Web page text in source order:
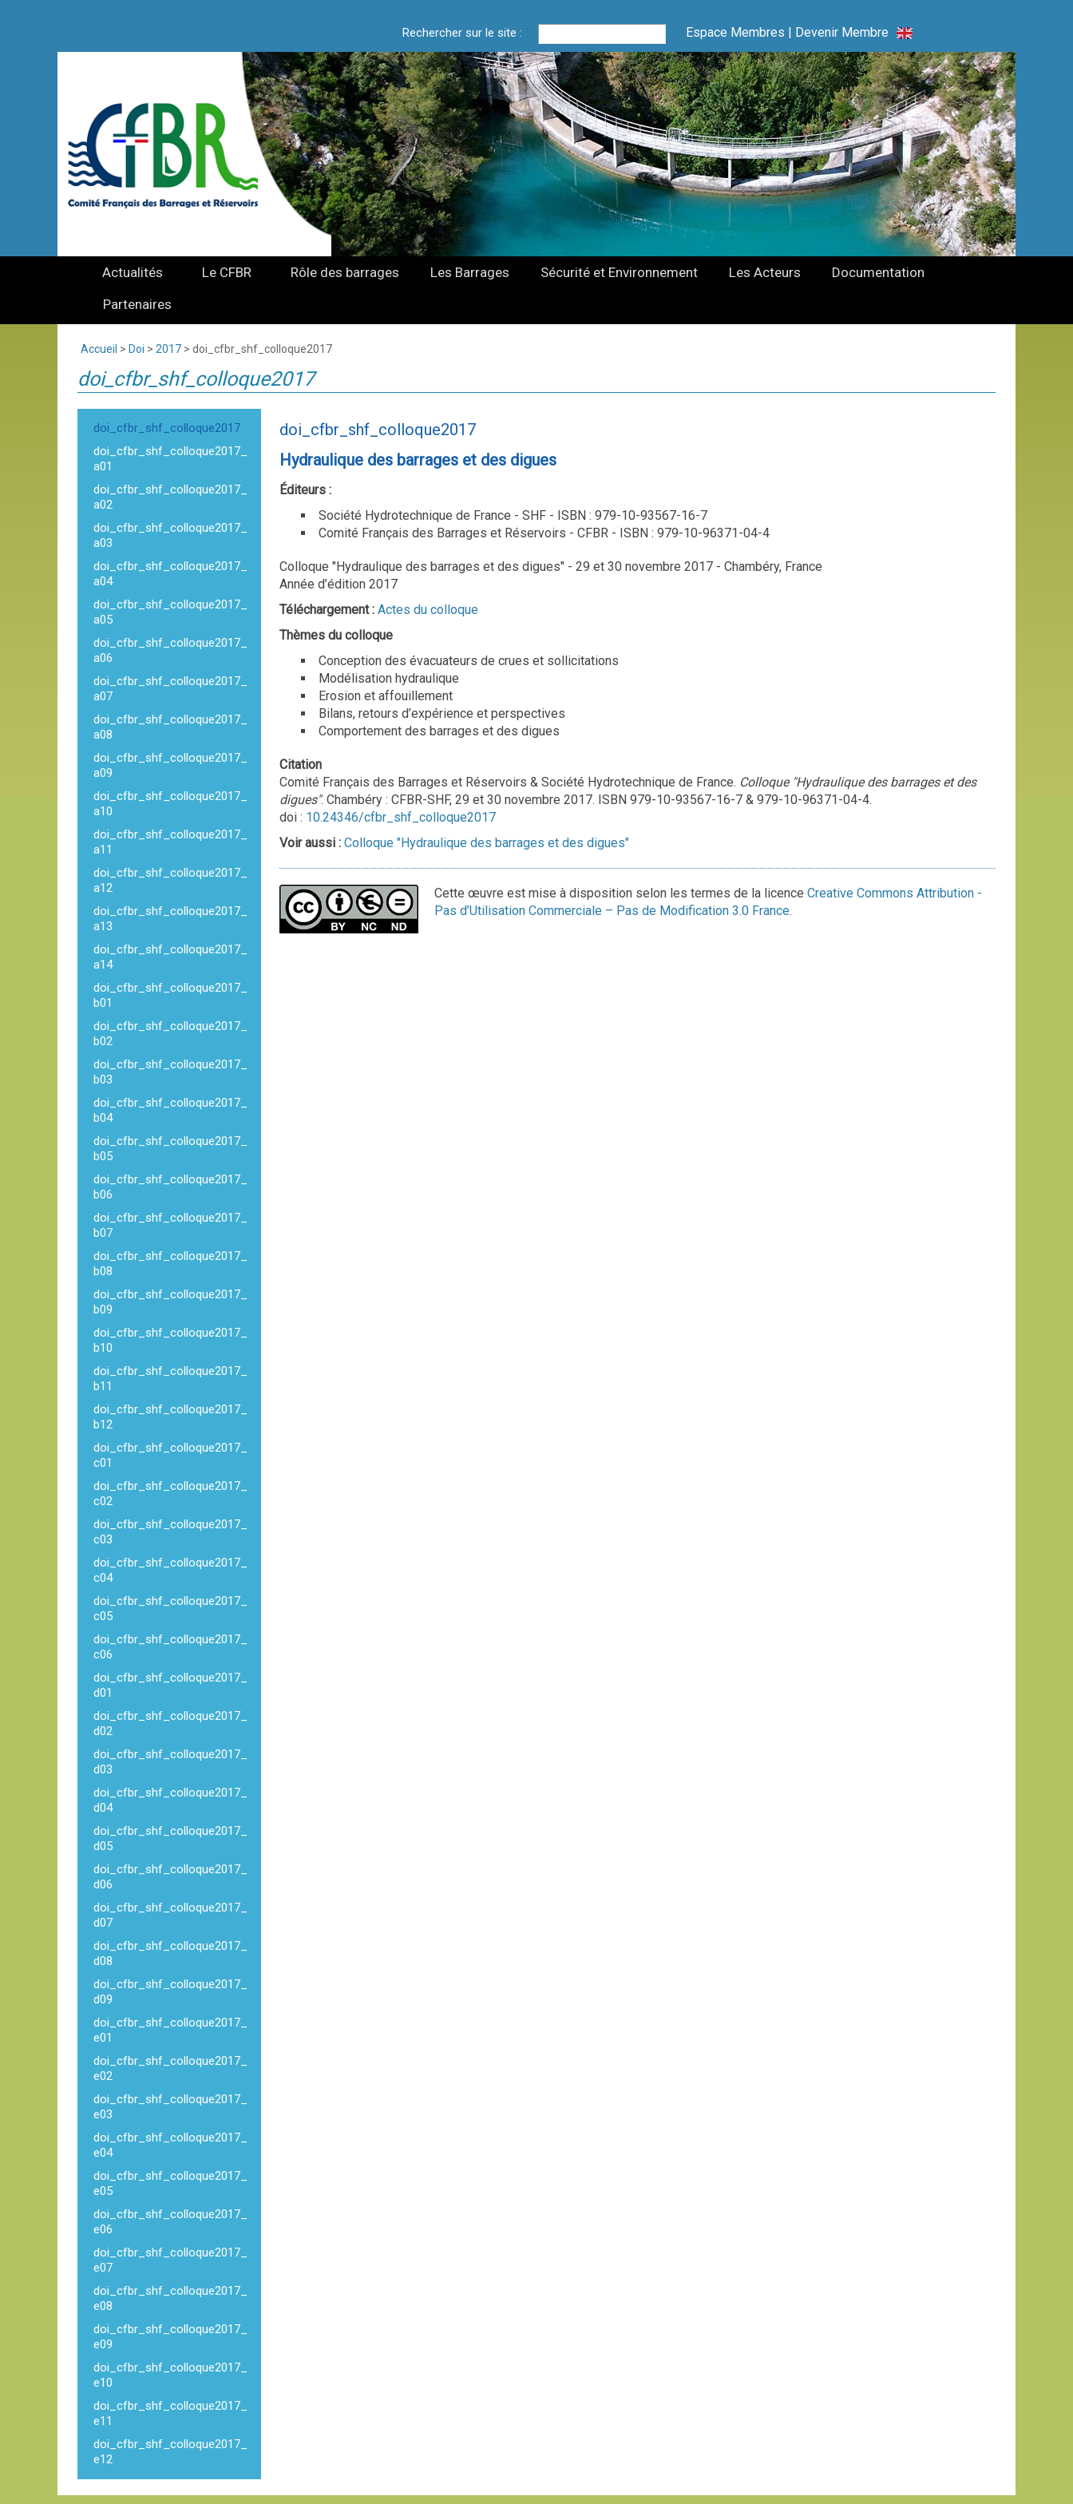
Rechercher sur le site : Espace Membres | Devenir Membre
Actualités Le CFBR Rôle des barrages Les Barrages Sécurité et Environnement Les Acteurs
Documentation
Partenaires
Accueil > Doi > 2017 > doi_cfbr_shf_colloque2017
doi_cfbr_shf_colloque2017
doi_cfbr_shf_colloque2017
doi_cfbr_shf_colloque2017_
a01
doi_cfbr_shf_colloque2017_
a02
doi_cfbr_shf_colloque2017_
a03
doi_cfbr_shf_colloque2017_
a04
doi_cfbr_shf_colloque2017_
a05
doi_cfbr_shf_colloque2017_
a06
doi_cfbr_shf_colloque2017_
a07
doi_cfbr_shf_colloque2017_
a08
doi_cfbr_shf_colloque2017_
a09
doi_cfbr_shf_colloque2017_
a10
doi_cfbr_shf_colloque2017_
a11
doi_cfbr_shf_colloque2017_
a12
doi_cfbr_shf_colloque2017_
a13
doi_cfbr_shf_colloque2017_
a14
doi_cfbr_shf_colloque2017_
b01
doi_cfbr_shf_colloque2017_
b02
doi_cfbr_shf_colloque2017_
b03
doi_cfbr_shf_colloque2017_
b04
doi_cfbr_shf_colloque2017_
b05
doi_cfbr_shf_colloque2017_
b06
doi_cfbr_shf_colloque2017_
b07
doi_cfbr_shf_colloque2017_
b08
doi_cfbr_shf_colloque2017_
b09
doi_cfbr_shf_colloque2017_
b10
doi_cfbr_shf_colloque2017_
b11
doi_cfbr_shf_colloque2017_
b12
doi_cfbr_shf_colloque2017_
c01
doi_cfbr_shf_colloque2017_
c02
doi_cfbr_shf_colloque2017_
c03
doi_cfbr_shf_colloque2017_
c04
doi_cfbr_shf_colloque2017_
c05
doi_cfbr_shf_colloque2017_
c06
doi_cfbr_shf_colloque2017_
d01
doi_cfbr_shf_colloque2017_
d02
doi_cfbr_shf_colloque2017_
d03
doi_cfbr_shf_colloque2017_
d04
doi_cfbr_shf_colloque2017_
d05
doi_cfbr_shf_colloque2017_
d06
doi_cfbr_shf_colloque2017_
d07
doi_cfbr_shf_colloque2017_
d08
doi_cfbr_shf_colloque2017_
d09
doi_cfbr_shf_colloque2017_
e01
doi_cfbr_shf_colloque2017_
e02
doi_cfbr_shf_colloque2017_
e03
doi_cfbr_shf_colloque2017_
e04
doi_cfbr_shf_colloque2017_
e05
doi_cfbr_shf_colloque2017_
e06
doi_cfbr_shf_colloque2017_
e07
doi_cfbr_shf_colloque2017_
e08
doi_cfbr_shf_colloque2017_
e09
doi_cfbr_shf_colloque2017_
e10
doi_cfbr_shf_colloque2017_
e11
doi_cfbr_shf_colloque2017_
e12
doi_cfbr_shf_colloque2017
Hydraulique des barrages et des digues
Éditeurs :
Société Hydrotechnique de France - SHF - ISBN : 979-10-93567-16-7
Comité Français des Barrages et Réservoirs - CFBR - ISBN : 979-10-96371-04-4
Colloque "Hydraulique des barrages et des digues" - 29 et 30 novembre 2017 - Chambéry, France
Année d’édition 2017
Téléchargement : Actes du colloque
Thèmes du colloque
Conception des évacuateurs de crues et sollicitations
Modélisation hydraulique
Erosion et affouillement
Bilans, retours d’expérience et perspectives
Comportement des barrages et des digues
Citation
Comité Français des Barrages et Réservoirs & Société Hydrotechnique de France. Colloque "Hydraulique des barrages et des
digues". Chambéry : CFBR-SHF, 29 et 30 novembre 2017. ISBN 979-10-93567-16-7 & 979-10-96371-04-4.
doi : 10.24346/cfbr_shf_colloque2017
Voir aussi : Colloque "Hydraulique des barrages et des digues"
Cette œuvre est mise à disposition selon les termes de la licence Creative Commons Attribution -
Pas d’Utilisation Commerciale – Pas de Modification 3.0 France.